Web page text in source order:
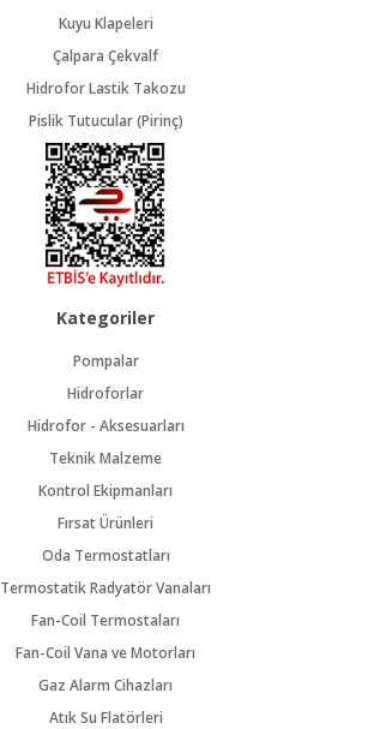
Kuyu Klapeleri
Çalpara Çekvalf
Hidrofor Lastik Takozu
Pislik Tutucular (Pirinç)
Kategoriler
Pompalar
Hidroforlar
Hidrofor - Aksesuarları
Teknik Malzeme
Kontrol Ekipmanları
Fırsat Ürünleri
Oda Termostatları
Termostatik Radyatör Vanaları
Fan-Coil Termostaları
Fan-Coil Vana ve Motorları
Gaz Alarm Cihazları
Atık Su Flatörleri